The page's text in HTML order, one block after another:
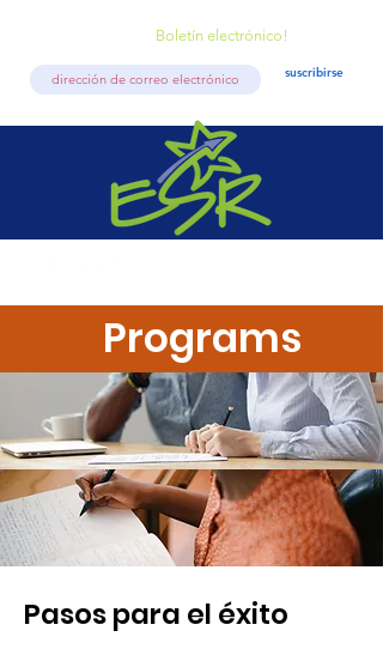
suscribirse
Boletín electrónico!
Programs
Pasos para el éxito